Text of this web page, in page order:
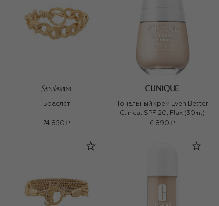
Браслет
74 850 ₽
Тональный крем Even Better
Clinical SPF 20, Flax (30ml)
6 890 ₽